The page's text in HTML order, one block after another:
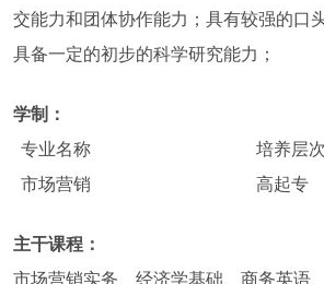
交能力和团体协作能力；具有较强的口
具备一定的初步的科学研究能力；
学制：
专业名称
培养层次
市场营销
高起专
主干课程：
市场营销实务、经济学基础、商务英语